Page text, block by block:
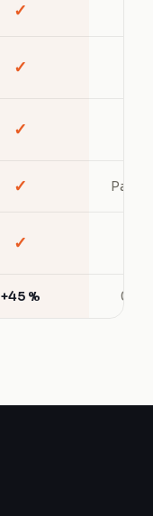
✓
✓
✓
✓ Partiel
✓
+45 % 0 %